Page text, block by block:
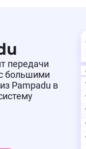
передачи
большими
Pampadu в